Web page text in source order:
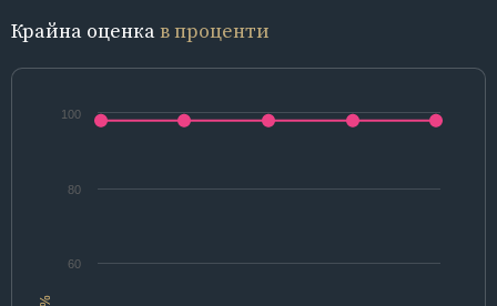
Крайна оценкав проценти
%
60
80
100